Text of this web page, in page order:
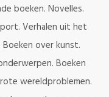
boeken. Novelles.
Verhalen uit het
over kunst.
Boeken
wereldproblemen.